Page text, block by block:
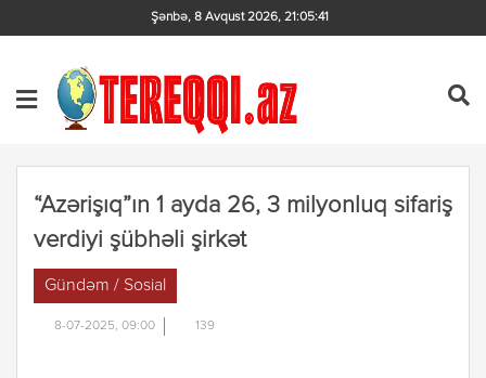
Şənbə, 8 Avqust 2026, 21:05:41
“Azərişıq”ın 1 ayda 26, 3 milyonluq sifariş
verdiyi şübhəli şirkət
Gündəm / Sosial
8-07-2025, 09:00 139